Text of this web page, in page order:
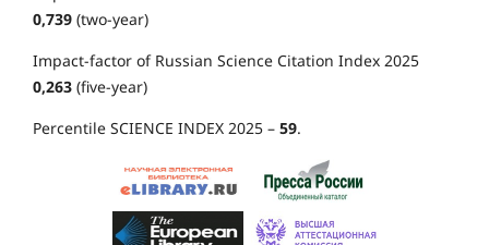
0,739 (two-year)
Impact-factor of Russian Science Citation Index 2025
0,263 (five-year)
Percentile SCIENCE INDEX 2025 – 59.